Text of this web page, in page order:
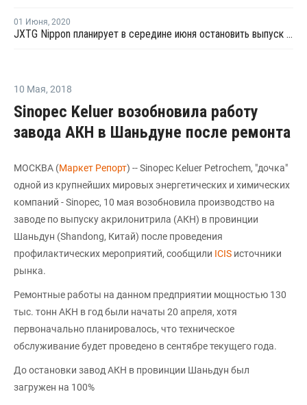
01 Июня, 2020
JXTG Nippon планирует в середине июня остановить выпуск пропилена в Сендай
10 Мая, 2018
Sinopec Keluer возобновила работу
завода АКН в Шаньдуне после ремонта
МОСКВА (Маркет Репорт) -- Sinopec Keluer Petrochem, "дочка"
одной из крупнейших мировых энергетических и химических
компаний - Sinopec, 10 мая возобновила производство на
заводе по выпуску акрилонитрила (АКН) в провинции
Шаньдун (Shandong, Китай) после проведения
профилактических мероприятий, сообщили ICIS источники
рынка.
Ремонтные работы на данном предприятии мощностью 130
тыс. тонн АКН в год были начаты 20 апреля, хотя
первоначально планировалось, что техническое
обслуживание будет проведено в сентябре текущего года.
До остановки завод АКН в провинции Шаньдун был
загружен на 100%